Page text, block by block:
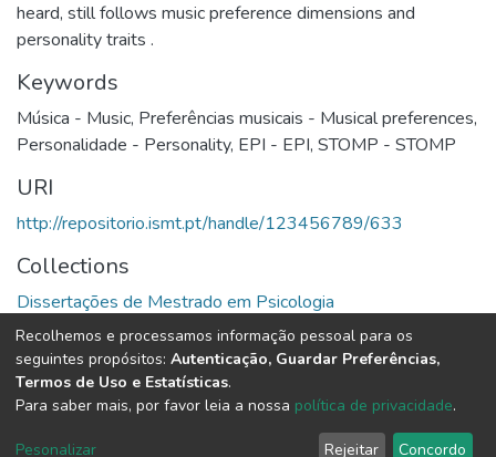
heard, still follows music preference dimensions and
personality traits .
Keywords
Música - Music, Preferências musicais - Musical preferences,
Personalidade - Personality, EPI - EPI, STOMP - STOMP
URI
http://repositorio.ismt.pt/handle/123456789/633
Collections
Dissertações de Mestrado em Psicologia
Full item page
DSpace software copyright © 2002-2026
Cookie End User Send
Recolhemos e processamos informação pessoal para os
seguintes propósitos: Autenticação, Guardar Preferências,
Termos de Uso e Estatísticas.
Para saber mais, por favor leia a nossa política de privacidade.
Pesonalizar Rejeitar Concordo